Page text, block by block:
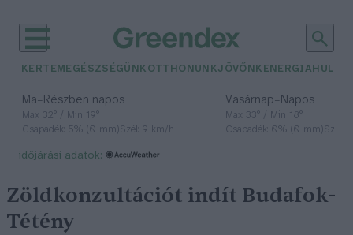
KERTEM EGÉSZSÉGÜNK OTTHONUNKJÖVŐNK ENERGIA
Ma– Részben napos
Max 32° / Min 19°
Csapadék: 5% (0 mm)Szél: 9 km/h
Vasárnap– Napos
Max 33° / Min 18°
Csapadék: 0% (0 mm)Szél:
időjárási adatok:
Zöldkonzultációt indít Budafok-
Tétény